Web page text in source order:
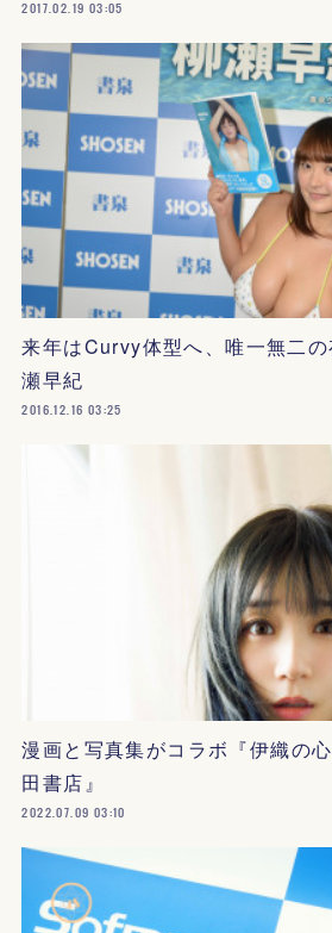
2017.02.19 03:05
来年はCurvy体型へ、唯一無二
瀬早紀
2016.12.16 03:25
漫画と写真集がコラボ『伊織の
田書店』
2022.07.09 03:10